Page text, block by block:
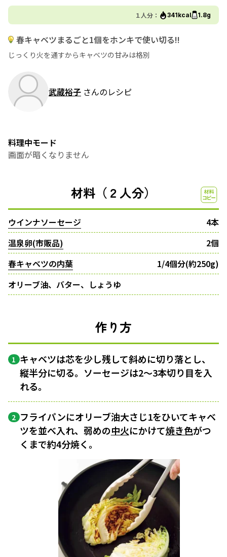
１人分： 341kcal 1.8g
春キャベツまるごと1個をホンキで使い切る!!
じっくり火を通すからキャベツの甘みは格別
武蔵裕子 さんのレシピ
料理中モード
画面が暗くなりません
材料（２人分）
ウインナソーセージ
4本
温泉卵(市販品)
2個
春キャベツの内葉
1/4個分(約250g)
オリーブ油、バター、しょうゆ
作り方
1 キャベツは芯を少し残して斜めに切り落とし、
縦半分に切る。ソーセージは2～3本切り目を入
れる。
2 フライパンにオリーブ油大さじ1をひいてキャベ
ツを並べ入れ、弱めの中火にかけて焼き色がつ
くまで約4分焼く。